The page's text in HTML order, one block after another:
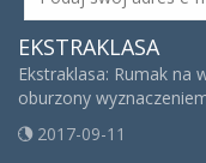
EKSTRAKLASA
Ekstraklasa: Rumak na
oburzony
2017-09-11